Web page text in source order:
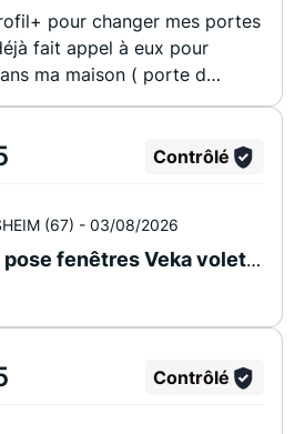
pour changer mes portes
fait appel à eux pour
ma maison ( porte d
vraiment je peux que me
travaux ont été réalisés à la
qui travaillent
une grande qualité
absolument pas s’ils sont
Contrôlé
(67) - 03/08/2026
67 Wittersheim pose fenêtres Veka volets roulants solaires somfy
Contrôlé